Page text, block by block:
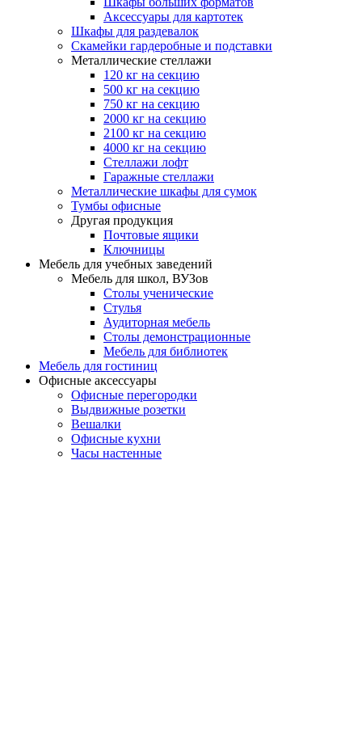
Аксессуары для картотек
Шкафы для раздевалок
Скамейки гардеробные и подставки
Металлические стеллажи
120 кг на секцию
500 кг на секцию
750 кг на секцию
2000 кг на секцию
2100 кг на секцию
4000 кг на секцию
Стеллажи лофт
Гаражные стеллажи
Металлические шкафы для сумок
Тумбы офисные
Другая продукция
Почтовые ящики
Ключницы
Мебель для учебных заведений
Мебель для школ, ВУЗов
Столы ученические
Стулья
Аудиторная мебель
Столы демонстрационные
Мебель для библиотек
Мебель для гостиниц
Офисные аксессуары
Офисные перегородки
Выдвижные розетки
Вешалки
Офисные кухни
Часы настенные